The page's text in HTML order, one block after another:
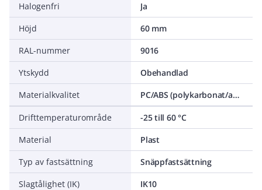
Halogenfri
Ja
Höjd
60 mm
RAL-nummer
9016
Ytskydd
Obehandlad
Materialkvalitet
PC/ABS (polykarbonat/akrylnitrilbutadienstyren)
Drifttemperaturområde
-25 till 60 °C
Material
Plast
Typ av fastsättning
Snäppfastsättning
Slagtålighet (IK)
IK10